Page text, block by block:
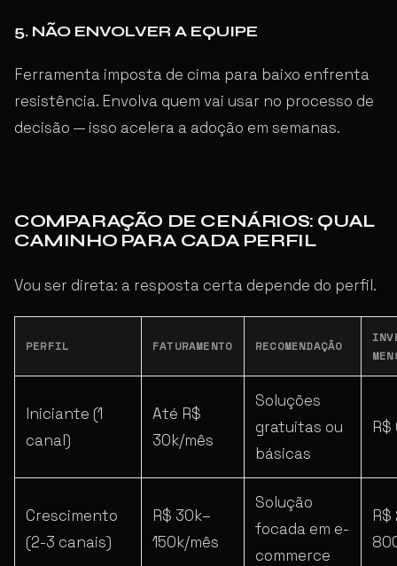
5. NÃO ENVOLVER A EQUIPE
Ferramenta imposta de cima para baixo enfrenta
resistência. Envolva quem vai usar no processo de
decisão — isso acelera a adoção em semanas.
COMPARAÇÃO DE CENÁRIOS: QUAL
CAMINHO PARA CADA PERFIL
Vou ser direta: a resposta certa depende do perfil.
PERFIL FATURAMENTO RECOMENDAÇÃO
Iniciante (1
canal)
Até R$
30k/mês
Soluções
gratuitas ou
básicas
Crescimento
(2-3 canais)
R$ 30k–
150k/mês
Solução
focada em e-
commerce